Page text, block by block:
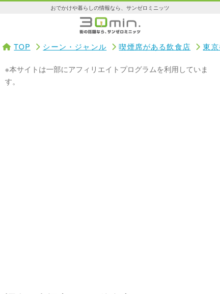
おでかけや暮らしの情報なら、サンゼロミニッツ
TOP シーン・ジャンル 喫煙席がある飲食店 東
※本サイトは一部にアフィリエイトプログラムを利用していま
す。